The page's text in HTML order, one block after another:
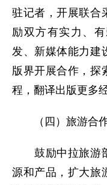
驻记者，开展联合
励双方有实力、
发、新媒体能力建
版界开展合作，探
程，翻译出版更多
（四）旅游合
鼓励中拉旅游部
源和产品，扩大旅